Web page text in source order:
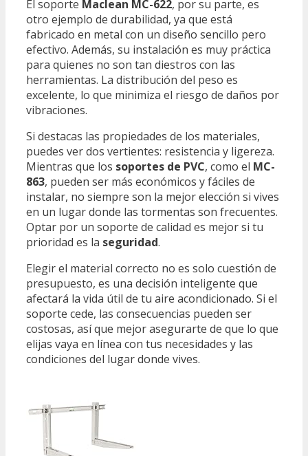
El soporte Maclean MC-622, por su parte, es
otro ejemplo de durabilidad, ya que está
fabricado en metal con un diseño sencillo pero
efectivo. Además, su instalación es muy práctica
para quienes no son tan diestros con las
herramientas. La distribución del peso es
excelente, lo que minimiza el riesgo de daños por
vibraciones.
Si destacas las propiedades de los materiales,
puedes ver dos vertientes: resistencia y ligereza.
Mientras que los soportes de PVC, como el MC-
863, pueden ser más económicos y fáciles de
instalar, no siempre son la mejor elección si vives
en un lugar donde las tormentas son frecuentes.
Optar por un soporte de calidad es mejor si tu
prioridad es la seguridad.
Elegir el material correcto no es solo cuestión de
presupuesto, es una decisión inteligente que
afectará la vida útil de tu aire acondicionado. Si el
soporte cede, las consecuencias pueden ser
costosas, así que mejor asegurarte de que lo que
elijas vaya en línea con tus necesidades y las
condiciones del lugar donde vives.